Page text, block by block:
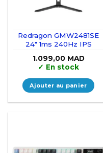
Redragon GMW2481SE
24″ 1ms 240Hz IPS
1.099,00 MAD
✓ En stock
Ajouter au panier